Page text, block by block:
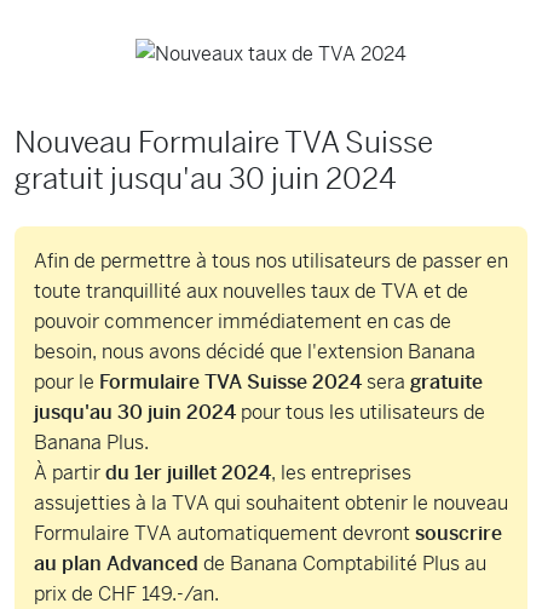
Nouveau Formulaire TVA Suisse
gratuit jusqu'au 30 juin 2024
Afin de permettre à tous nos utilisateurs de passer en
toute tranquillité aux nouvelles taux de TVA et de
pouvoir commencer immédiatement en cas de
besoin, nous avons décidé que l'extension Banana
pour le Formulaire TVA Suisse 2024 sera gratuite
jusqu'au 30 juin 2024 pour tous les utilisateurs de
Banana Plus.
À partirdu 1er juillet 2024, les entreprises
assujetties à la TVA qui souhaitent obtenir le nouveau
Formulaire TVA automatiquement devrontsouscrire
au plan Advanced de Banana Comptabilité Plus au
prix de CHF 149.-/an.